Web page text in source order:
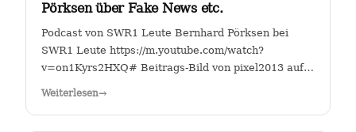
Pörksen über Fake News etc.
Podcast von SWR1 Leute Bernhard Pörksen bei
SWR1 Leute https://m.youtube.com/watch?
v=on1Kyrs2HXQ# Beitrags-Bild von pixel2013 auf
Weiterlesen→